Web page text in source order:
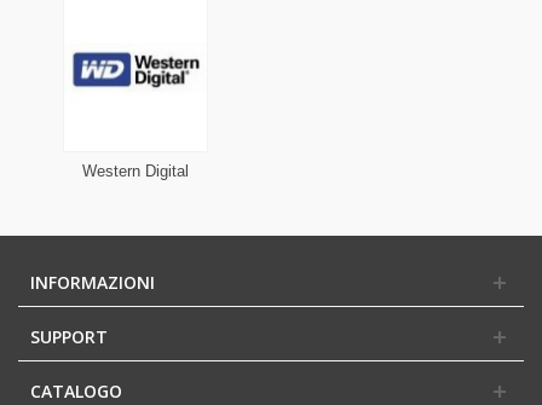
Western Digital
INFORMAZIONI
SUPPORT
CATALOGO